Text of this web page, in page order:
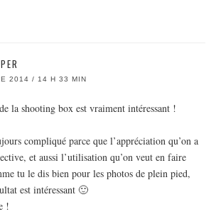
2014 / 14 H 33 MIN
la shooting box est vraiment intéressant !
compliqué parce que l’appréciation qu’on a
et aussi l’utilisation qu’on veut en faire
tu le dis bien pour les photos de plein pied,
est intéressant 🙂
!